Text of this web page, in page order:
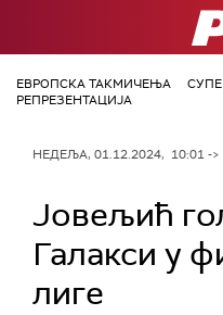
РТС
ЕВРОПСКА ТАКМИЧЕЊА
РЕПРЕЗЕНТАЦИЈА
НЕДЕЉА, 01.12.2024, 10:01 ->
Јовељић
Галакси у
лиге